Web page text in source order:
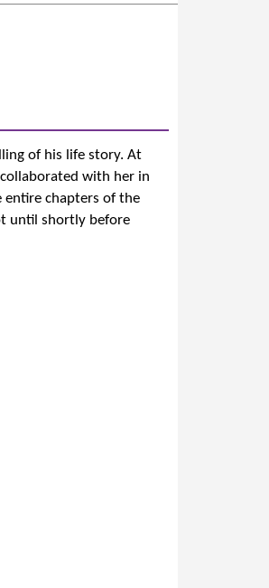
of his life story. At
with her in
entire chapters of the
until shortly before